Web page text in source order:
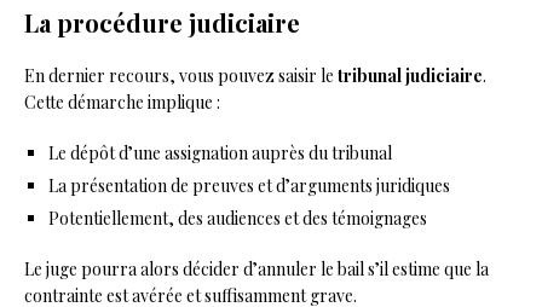
La procédure judiciaire
En dernier recours, vous pouvez saisir le tribunal judiciaire.
Cette démarche implique :
Le dépôt d’une assignation auprès du tribunal
La présentation de preuves et d’arguments juridiques
Potentiellement, des audiences et des témoignages
Le juge pourra alors décider d’annuler le bail s’il estime que la
contrainte est avérée et suffisamment grave.